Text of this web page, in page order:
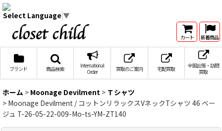
Select Language ▼
カート 新着商品
ブランド 商品検索
International
Order
買取のご案内 宅配買取
全国出張・訪問
買取
ホーム > Moonage Devilment > Ｔシャツ
> Moonage Devilment / コットンリラックスVネックTシャツ 46 ベー
ジュ T-26-05-22-009-Mo-ts-YM-ZT140